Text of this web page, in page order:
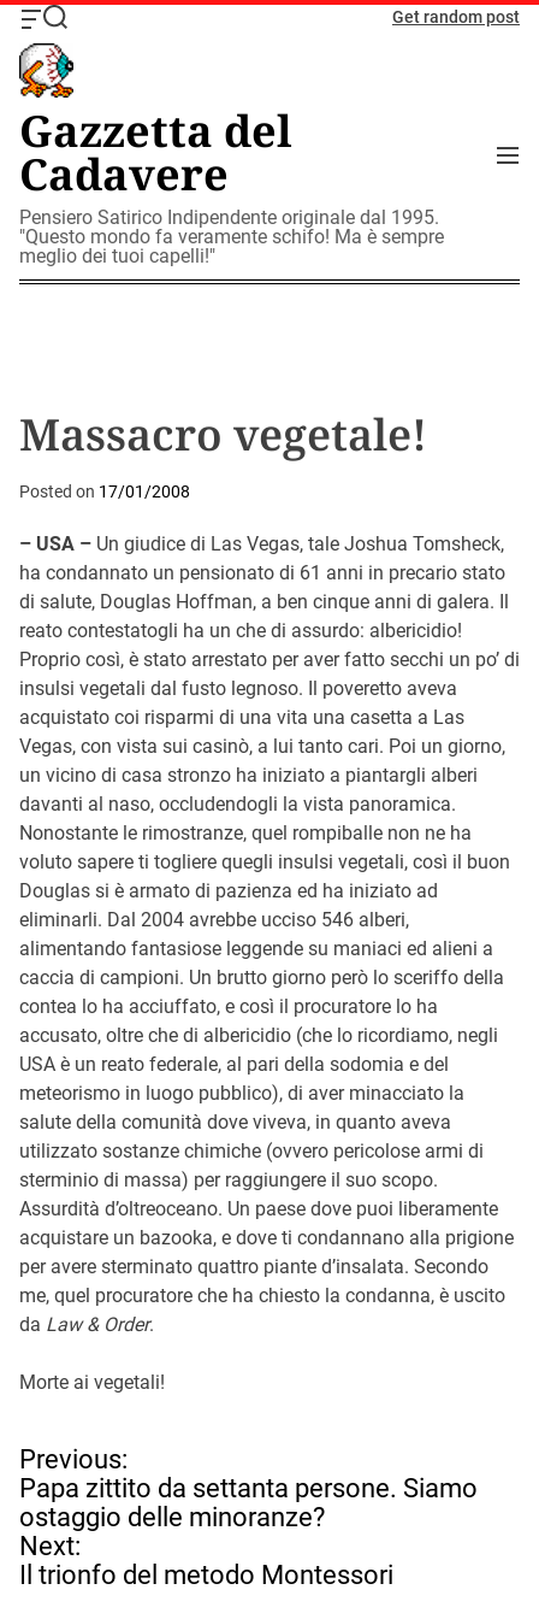
S
O
f
f
c
a
n
v
a
s
W
i
d
S
e
a
r
c
h
Get random post
Gazzetta del
Cadavere
Pensiero Satirico Indipendente originale dal 1995.
"Questo mondo fa veramente schifo! Ma è sempre
meglio dei tuoi capelli!"
M
Massacro vegetale!
Posted on 17/01/2008
– USA – Un giudice di Las Vegas, tale Joshua Tomsheck,
ha condannato un pensionato di 61 anni in precario stato
di salute, Douglas Hoffman, a ben cinque anni di galera. Il
reato contestatogli ha un che di assurdo: albericidio!
Proprio così, è stato arrestato per aver fatto secchi un po’ di
insulsi vegetali dal fusto legnoso. Il poveretto aveva
acquistato coi risparmi di una vita una casetta a Las
Vegas, con vista sui casinò, a lui tanto cari. Poi un giorno,
un vicino di casa stronzo ha iniziato a piantargli alberi
davanti al naso, occludendogli la vista panoramica.
Nonostante le rimostranze, quel rompiballe non ne ha
voluto sapere ti togliere quegli insulsi vegetali, così il buon
Douglas si è armato di pazienza ed ha iniziato ad
eliminarli. Dal 2004 avrebbe ucciso 546 alberi,
alimentando fantasiose leggende su maniaci ed alieni a
caccia di campioni. Un brutto giorno però lo sceriffo della
contea lo ha acciuffato, e così il procuratore lo ha
accusato, oltre che di albericidio (che lo ricordiamo, negli
USA è un reato federale, al pari della sodomia e del
meteorismo in luogo pubblico), di aver minacciato la
salute della comunità dove viveva, in quanto aveva
utilizzato sostanze chimiche (ovvero pericolose armi di
sterminio di massa) per raggiungere il suo scopo.
Assurdità d’oltreoceano. Un paese dove puoi liberamente
acquistare un bazooka, e dove ti condannano alla prigione
per avere sterminato quattro piante d’insalata. Secondo
me, quel procuratore che ha chiesto la condanna, è uscito
da Law & Order.
Morte ai vegetali!
N
a
v
i
g
a
Previous:
Papa zittito da settanta persone. Siamo
ostaggio delle minoranze?
Next:
Il trionfo del metodo Montessori